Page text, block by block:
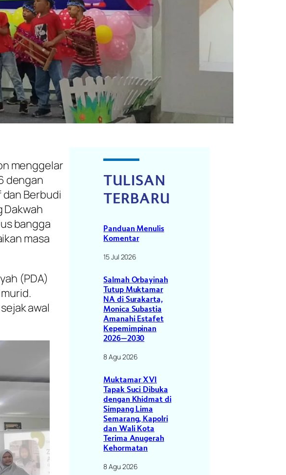
menggelar
dengan
Berbudi
Dakwah
bangga
masa
(PDA)
awal
TULISAN
TERBARU
Panduan Menulis
Komentar
15 Jul 2026
Salmah Orbayinah
Tutup Muktamar
NA di Surakarta,
Monica Subastia
Amanahi Estafet
Kepemimpinan
2026–2030
8 Agu 2026
Muktamar XVI
Tapak Suci Dibuka
dengan Khidmat di
Simpang Lima
Semarang, Kapolri
dan Wali Kota
Terima Anugerah
Kehormatan
8 Agu 2026